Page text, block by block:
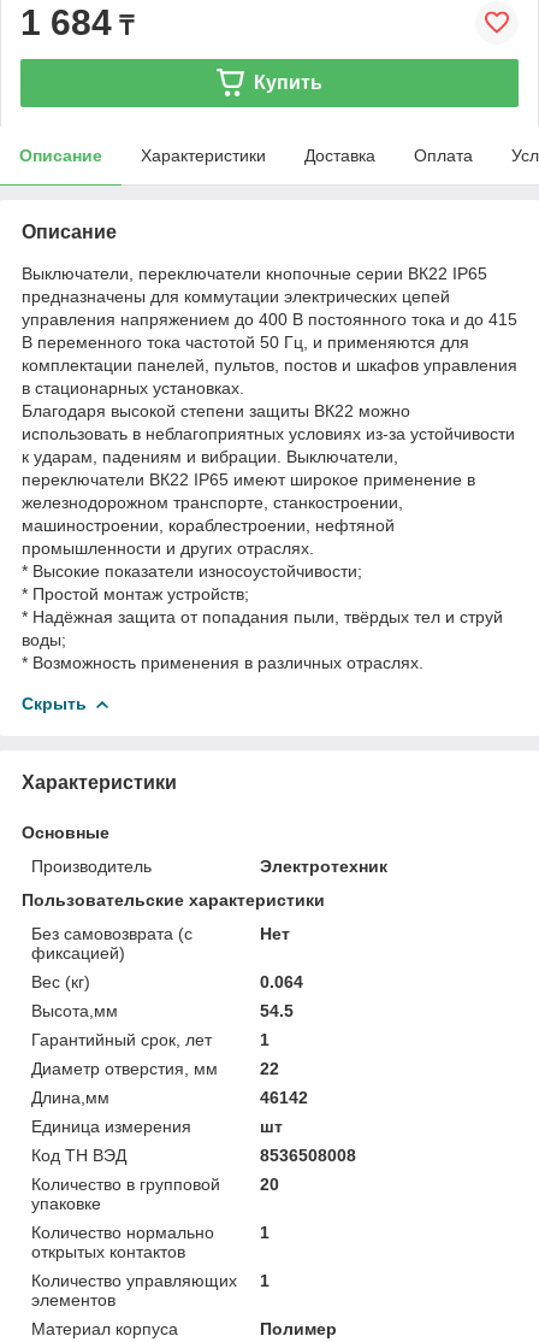
1 684 ₸
Купить
Описание Характеристики Доставка Оплата
Описание
Выключатели, переключатели кнопочные серии ВК22 IP65
предназначены для коммутации электрических цепей
управления напряжением до 400 В постоянного тока и до 415
В переменного тока частотой 50 Гц, и применяются для
комплектации панелей, пультов, постов и шкафов управления
в стационарных установках.
Благодаря высокой степени защиты ВК22 можно
использовать в неблагоприятных условиях из-за устойчивости
к ударам, падениям и вибрации. Выключатели,
переключатели ВК22 IP65 имеют широкое применение в
железнодорожном транспорте, станкостроении,
машиностроении, кораблестроении, нефтяной
промышленности и других отраслях.
* Высокие показатели износоустойчивости;
* Простой монтаж устройств;
* Надёжная защита от попадания пыли, твёрдых тел и струй
воды;
* Возможность применения в различных отраслях.
Скрыть
Характеристики
Основные
Производитель
Электротехник
Пользовательские характеристики
Без самовозврата (с
фиксацией)
Нет
Вес (кг)
0.064
Высота,мм
54.5
Гарантийный срок, лет
1
Диаметр отверстия, мм
22
Длина,мм
46142
Единица измерения
шт
Код ТН ВЭД
8536508008
Количество в групповой
упаковке
20
Количество нормально
открытых контактов
1
Количество управляющих
элементов
1
Материал корпуса Полимер